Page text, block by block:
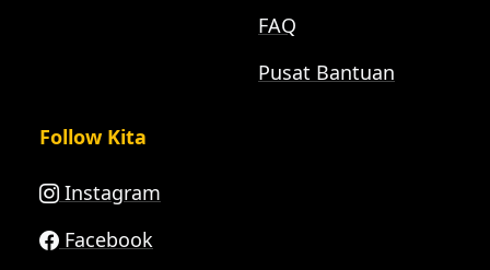
FAQ
Pusat Bantuan
Follow Kita
Instagram
Facebook